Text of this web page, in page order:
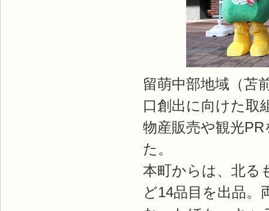
留萌中部地域（苫
口創出に向けた取
物産販売や観光
た。
本町からは、北る
ど14品目を出品